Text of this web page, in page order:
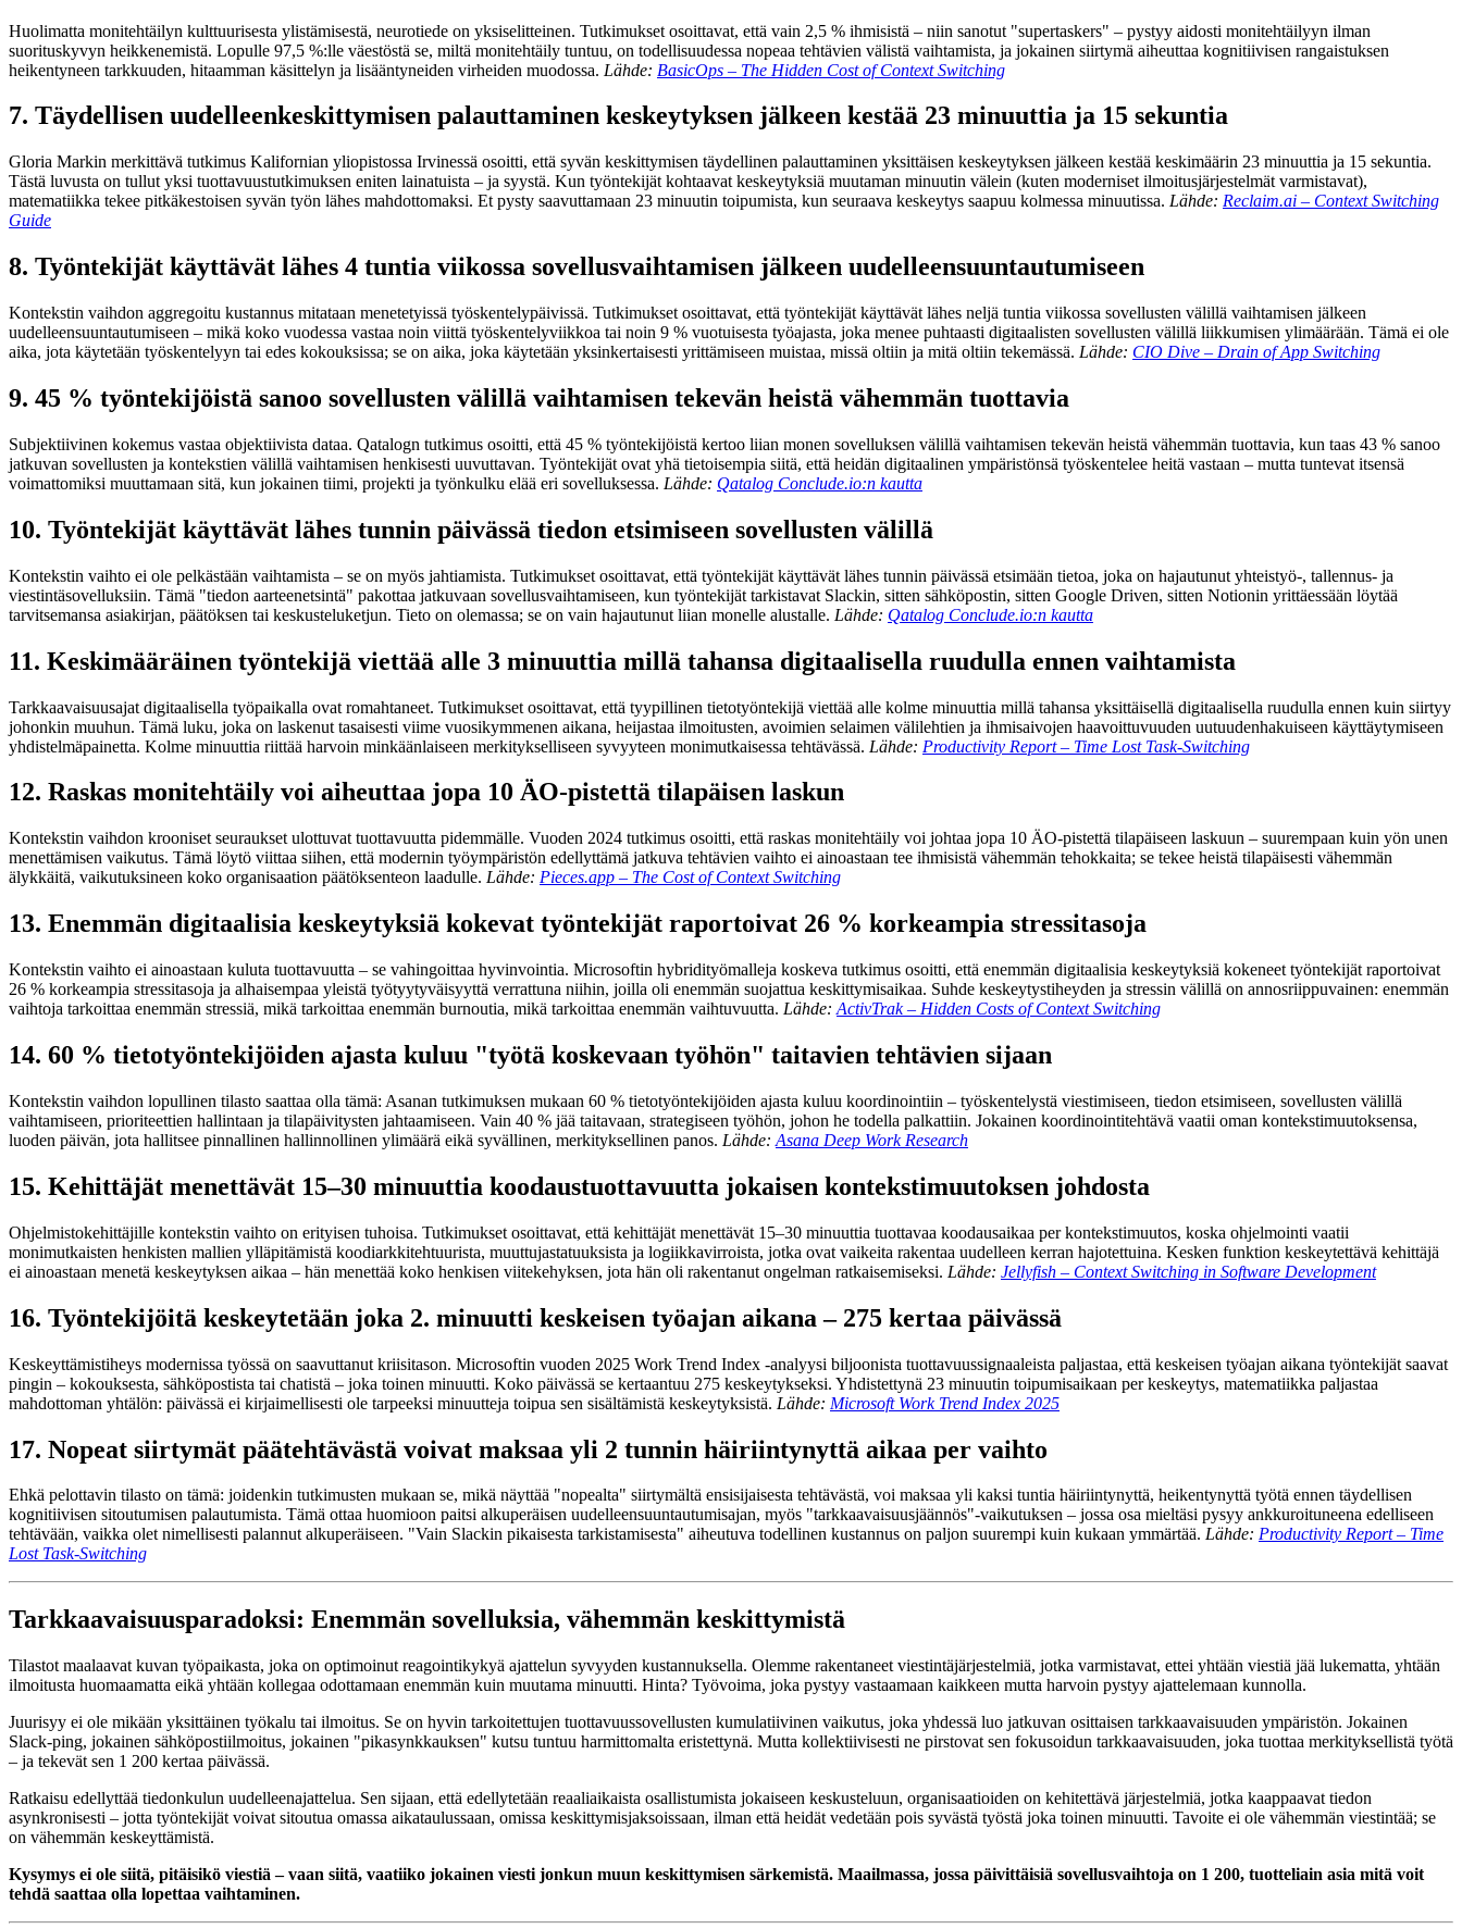
Huolimatta monitehtäilyn kulttuurisesta ylistämisestä, neurotiede on yksiselitteinen. Tutkimukset osoittavat, että vain 2,5 % ihmisistä – niin sanotut "supertaskers" – pystyy aidosti monitehtäilyyn ilman
suorituskyvyn heikkenemistä. Lopulle 97,5 %:lle väestöstä se, miltä monitehtäily tuntuu, on todellisuudessa nopeaa tehtävien välistä vaihtamista, ja jokainen siirtymä aiheuttaa kognitiivisen rangaistuksen
heikentyneen tarkkuuden, hitaamman käsittelyn ja lisääntyneiden virheiden muodossa. Lähde: BasicOps – The Hidden Cost of Context Switching
7. Täydellisen uudelleenkeskittymisen palauttaminen keskeytyksen jälkeen kestää 23 minuuttia ja 15 sekuntia
Gloria Markin merkittävä tutkimus Kalifornian yliopistossa Irvinessä osoitti, että syvän keskittymisen täydellinen palauttaminen yksittäisen keskeytyksen jälkeen kestää keskimäärin 23 minuuttia ja 15 sekuntia.
Tästä luvusta on tullut yksi tuottavuustutkimuksen eniten lainatuista – ja syystä. Kun työntekijät kohtaavat keskeytyksiä muutaman minuutin välein (kuten moderniset ilmoitusjärjestelmät varmistavat),
matematiikka tekee pitkäkestoisen syvän työn lähes mahdottomaksi. Et pysty saavuttamaan 23 minuutin toipumista, kun seuraava keskeytys saapuu kolmessa minuutissa. Lähde: Reclaim.ai – Context Switching
Guide
8. Työntekijät käyttävät lähes 4 tuntia viikossa sovellusvaihtamisen jälkeen uudelleensuuntautumiseen
Kontekstin vaihdon aggregoitu kustannus mitataan menetetyissä työskentelypäivissä. Tutkimukset osoittavat, että työntekijät käyttävät lähes neljä tuntia viikossa sovellusten välillä vaihtamisen jälkeen
uudelleensuuntautumiseen – mikä koko vuodessa vastaa noin viittä työskentelyviikkoa tai noin 9 % vuotuisesta työajasta, joka menee puhtaasti digitaalisten sovellusten välillä liikkumisen ylimäärään. Tämä ei ole
aika, jota käytetään työskentelyyn tai edes kokouksissa; se on aika, joka käytetään yksinkertaisesti yrittämiseen muistaa, missä oltiin ja mitä oltiin tekemässä. Lähde: CIO Dive – Drain of App Switching
9. 45 % työntekijöistä sanoo sovellusten välillä vaihtamisen tekevän heistä vähemmän tuottavia
Subjektiivinen kokemus vastaa objektiivista dataa. Qatalogn tutkimus osoitti, että 45 % työntekijöistä kertoo liian monen sovelluksen välillä vaihtamisen tekevän heistä vähemmän tuottavia, kun taas 43 % sanoo
jatkuvan sovellusten ja kontekstien välillä vaihtamisen henkisesti uuvuttavan. Työntekijät ovat yhä tietoisempia siitä, että heidän digitaalinen ympäristönsä työskentelee heitä vastaan – mutta tuntevat itsensä
voimattomiksi muuttamaan sitä, kun jokainen tiimi, projekti ja työnkulku elää eri sovelluksessa. Lähde: Qatalog Conclude.io:n kautta
10. Työntekijät käyttävät lähes tunnin päivässä tiedon etsimiseen sovellusten välillä
Kontekstin vaihto ei ole pelkästään vaihtamista – se on myös jahtiamista. Tutkimukset osoittavat, että työntekijät käyttävät lähes tunnin päivässä etsimään tietoa, joka on hajautunut yhteistyö-, tallennus- ja
viestintäsovelluksiin. Tämä "tiedon aarteenetsintä" pakottaa jatkuvaan sovellusvaihtamiseen, kun työntekijät tarkistavat Slackin, sitten sähköpostin, sitten Google Driven, sitten Notionin yrittäessään löytää
tarvitsemansa asiakirjan, päätöksen tai keskusteluketjun. Tieto on olemassa; se on vain hajautunut liian monelle alustalle. Lähde: Qatalog Conclude.io:n kautta
11. Keskimääräinen työntekijä viettää alle 3 minuuttia millä tahansa digitaalisella ruudulla ennen vaihtamista
Tarkkaavaisuusajat digitaalisella työpaikalla ovat romahtaneet. Tutkimukset osoittavat, että tyypillinen tietotyöntekijä viettää alle kolme minuuttia millä tahansa yksittäisellä digitaalisella ruudulla ennen kuin siirtyy
johonkin muuhun. Tämä luku, joka on laskenut tasaisesti viime vuosikymmenen aikana, heijastaa ilmoitusten, avoimien selaimen välilehtien ja ihmisaivojen haavoittuvuuden uutuudenhakuiseen käyttäytymiseen
yhdistelmäpainetta. Kolme minuuttia riittää harvoin minkäänlaiseen merkitykselliseen syvyyteen monimutkaisessa tehtävässä. Lähde: Productivity Report – Time Lost Task-Switching
12. Raskas monitehtäily voi aiheuttaa jopa 10 ÄO-pistettä tilapäisen laskun
Kontekstin vaihdon krooniset seuraukset ulottuvat tuottavuutta pidemmälle. Vuoden 2024 tutkimus osoitti, että raskas monitehtäily voi johtaa jopa 10 ÄO-pistettä tilapäiseen laskuun – suurempaan kuin yön unen
menettämisen vaikutus. Tämä löytö viittaa siihen, että modernin työympäristön edellyttämä jatkuva tehtävien vaihto ei ainoastaan tee ihmisistä vähemmän tehokkaita; se tekee heistä tilapäisesti vähemmän
älykkäitä, vaikutuksineen koko organisaation päätöksenteon laadulle. Lähde: Pieces.app – The Cost of Context Switching
13. Enemmän digitaalisia keskeytyksiä kokevat työntekijät raportoivat 26 % korkeampia stressitasoja
Kontekstin vaihto ei ainoastaan kuluta tuottavuutta – se vahingoittaa hyvinvointia. Microsoftin hybridityömalleja koskeva tutkimus osoitti, että enemmän digitaalisia keskeytyksiä kokeneet työntekijät raportoivat
26 % korkeampia stressitasoja ja alhaisempaa yleistä työtyytyväisyyttä verrattuna niihin, joilla oli enemmän suojattua keskittymisaikaa. Suhde keskeytystiheyden ja stressin välillä on annosriippuvainen: enemmän
vaihtoja tarkoittaa enemmän stressiä, mikä tarkoittaa enemmän burnoutia, mikä tarkoittaa enemmän vaihtuvuutta. Lähde: ActivTrak – Hidden Costs of Context Switching
14. 60 % tietotyöntekijöiden ajasta kuluu "työtä koskevaan työhön" taitavien tehtävien sijaan
Kontekstin vaihdon lopullinen tilasto saattaa olla tämä: Asanan tutkimuksen mukaan 60 % tietotyöntekijöiden ajasta kuluu koordinointiin – työskentelystä viestimiseen, tiedon etsimiseen, sovellusten välillä
vaihtamiseen, prioriteettien hallintaan ja tilapäivitysten jahtaamiseen. Vain 40 % jää taitavaan, strategiseen työhön, johon he todella palkattiin. Jokainen koordinointitehtävä vaatii oman kontekstimuutoksensa,
luoden päivän, jota hallitsee pinnallinen hallinnollinen ylimäärä eikä syvällinen, merkityksellinen panos. Lähde: Asana Deep Work Research
15. Kehittäjät menettävät 15–30 minuuttia koodaustuottavuutta jokaisen kontekstimuutoksen johdosta
Ohjelmistokehittäjille kontekstin vaihto on erityisen tuhoisa. Tutkimukset osoittavat, että kehittäjät menettävät 15–30 minuuttia tuottavaa koodausaikaa per kontekstimuutos, koska ohjelmointi vaatii
monimutkaisten henkisten mallien ylläpitämistä koodiarkkitehtuurista, muuttujastatuuksista ja logiikkavirroista, jotka ovat vaikeita rakentaa uudelleen kerran hajotettuina. Kesken funktion keskeytettävä kehittäjä
ei ainoastaan menetä keskeytyksen aikaa – hän menettää koko henkisen viitekehyksen, jota hän oli rakentanut ongelman ratkaisemiseksi. Lähde: Jellyfish – Context Switching in Software Development
16. Työntekijöitä keskeytetään joka 2. minuutti keskeisen työajan aikana – 275 kertaa päivässä
Keskeyttämistiheys modernissa työssä on saavuttanut kriisitason. Microsoftin vuoden 2025 Work Trend Index -analyysi biljoonista tuottavuussignaaleista paljastaa, että keskeisen työajan aikana työntekijät saavat
pingin – kokouksesta, sähköpostista tai chatistä – joka toinen minuutti. Koko päivässä se kertaantuu 275 keskeytykseksi. Yhdistettynä 23 minuutin toipumisaikaan per keskeytys, matematiikka paljastaa
mahdottoman yhtälön: päivässä ei kirjaimellisesti ole tarpeeksi minuutteja toipua sen sisältämistä keskeytyksistä. Lähde: Microsoft Work Trend Index 2025
17. Nopeat siirtymät päätehtävästä voivat maksaa yli 2 tunnin häiriintynyttä aikaa per vaihto
Ehkä pelottavin tilasto on tämä: joidenkin tutkimusten mukaan se, mikä näyttää "nopealta" siirtymältä ensisijaisesta tehtävästä, voi maksaa yli kaksi tuntia häiriintynyttä, heikentynyttä työtä ennen täydellisen
kognitiivisen sitoutumisen palautumista. Tämä ottaa huomioon paitsi alkuperäisen uudelleensuuntautumisajan, myös "tarkkaavaisuusjäännös"-vaikutuksen – jossa osa mieltäsi pysyy ankkuroituneena edelliseen
tehtävään, vaikka olet nimellisesti palannut alkuperäiseen. "Vain Slackin pikaisesta tarkistamisesta" aiheutuva todellinen kustannus on paljon suurempi kuin kukaan ymmärtää. Lähde: Productivity Report – Time
Lost Task-Switching
Tarkkaavaisuusparadoksi: Enemmän sovelluksia, vähemmän keskittymistä
Tilastot maalaavat kuvan työpaikasta, joka on optimoinut reagointikykyä ajattelun syvyyden kustannuksella. Olemme rakentaneet viestintäjärjestelmiä, jotka varmistavat, ettei yhtään viestiä jää lukematta, yhtään
ilmoitusta huomaamatta eikä yhtään kollegaa odottamaan enemmän kuin muutama minuutti. Hinta? Työvoima, joka pystyy vastaamaan kaikkeen mutta harvoin pystyy ajattelemaan kunnolla.
Juurisyy ei ole mikään yksittäinen työkalu tai ilmoitus. Se on hyvin tarkoitettujen tuottavuussovellusten kumulatiivinen vaikutus, joka yhdessä luo jatkuvan osittaisen tarkkaavaisuuden ympäristön. Jokainen
Slack-ping, jokainen sähköpostiilmoitus, jokainen "pikasynkkauksen" kutsu tuntuu harmittomalta eristettynä. Mutta kollektiivisesti ne pirstovat sen fokusoidun tarkkaavaisuuden, joka tuottaa merkityksellistä työtä
– ja tekevät sen 1 200 kertaa päivässä.
Ratkaisu edellyttää tiedonkulun uudelleenajattelua. Sen sijaan, että edellytetään reaaliaikaista osallistumista jokaiseen keskusteluun, organisaatioiden on kehitettävä järjestelmiä, jotka kaappaavat tiedon
asynkronisesti – jotta työntekijät voivat sitoutua omassa aikataulussaan, omissa keskittymisjaksoissaan, ilman että heidät vedetään pois syvästä työstä joka toinen minuutti. Tavoite ei ole vähemmän viestintää; se
on vähemmän keskeyttämistä.
Kysymys ei ole siitä, pitäisikö viestiä – vaan siitä, vaatiiko jokainen viesti jonkun muun keskittymisen särkemistä. Maailmassa, jossa päivittäisiä sovellusvaihtoja on 1 200, tuotteliain asia mitä voit
tehdä saattaa olla lopettaa vaihtaminen.